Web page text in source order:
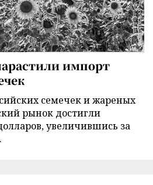
импорт
семечек и жареных
рынок достигли
увеличившись за